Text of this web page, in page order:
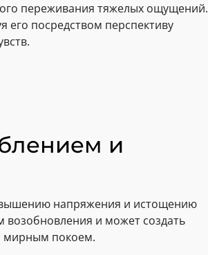
переживания тяжелых ощущений.
его посредством перспективу
и
напряжения и истощению
и может создать
мирным покоем.